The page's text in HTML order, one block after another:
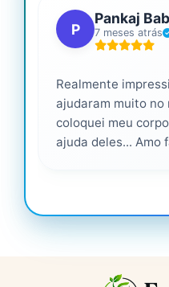
P
Pankaj
7 meses atrás
Realmente
ajudaram muito no
coloquei meu
ajuda deles... Amo